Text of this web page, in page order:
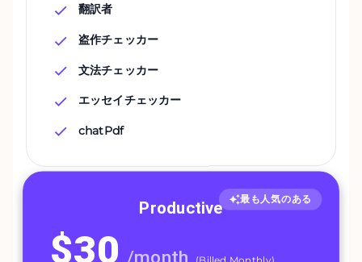
翻訳者
盗作チェッカー
文法チェッカー
エッセイチェッカー
chatPdf
最も人気のある
Productive
$30 /month